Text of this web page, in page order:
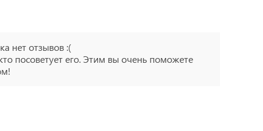
нет отзывов :(
посоветует его. Этим вы очень поможете